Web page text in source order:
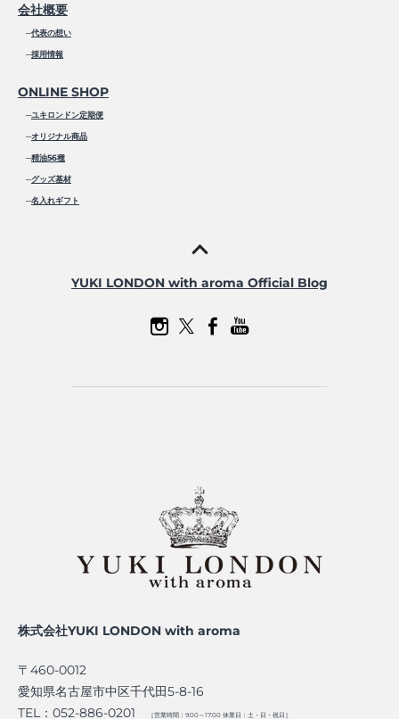
会社概要
─代表の想い
─採用情報
ONLINE SHOP
─ユキロンドン定期便
─オリジナル商品
─精油56種
─グッズ基材
─名入れギフト
YUKI LONDON with aroma Official Blog
株式会社YUKI LONDON with aroma
〒460-0012
愛知県名古屋市中区千代田5-8-16
TEL：052-886-0201
［営業時間：9:00～17:00 休業日：土・日・祝日］